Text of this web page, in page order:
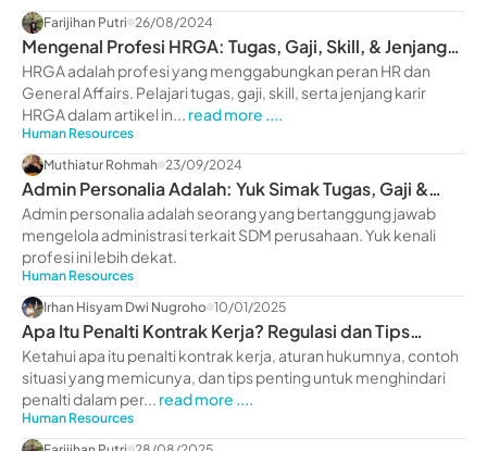
Farijihan Putri 26/08/2024
Mengenal Profesi HRGA: Tugas, Gaji, Skill, & Jenjang
Karir
HRGA adalah profesi yang menggabungkan peran HR dan
General Affairs. Pelajari tugas, gaji, skill, serta jenjang karir
HRGA dalam artikel in...
read more ....
Human Resources
Muthiatur Rohmah 23/09/2024
Admin Personalia Adalah: Yuk Simak Tugas, Gaji &
Skillnya
Admin personalia adalah seorang yang bertanggung jawab
mengelola administrasi terkait SDM perusahaan. Yuk kenali
profesi ini lebih dekat.
Human Resources
Irhan Hisyam Dwi Nugroho 10/01/2025
Apa Itu Penalti Kontrak Kerja? Regulasi dan Tips
Pentingnya
Ketahui apa itu penalti kontrak kerja, aturan hukumnya, contoh
situasi yang memicunya, dan tips penting untuk menghindari
penalti dalam per...
read more ....
Human Resources